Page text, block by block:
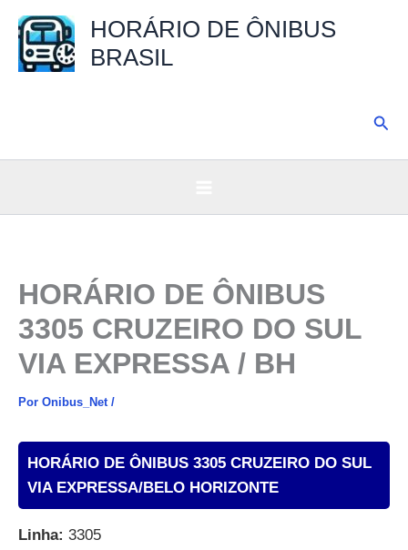
para
HORÁRIO DE ÔNIBUS
BRASIL
HORÁRIO DE ÔNIBUS
3305 CRUZEIRO DO SUL
VIA EXPRESSA / BH
Por Onibus_Net /
HORÁRIO DE ÔNIBUS 3305 CRUZEIRO DO SUL
VIA EXPRESSA/BELO HORIZONTE
Linha: 3305